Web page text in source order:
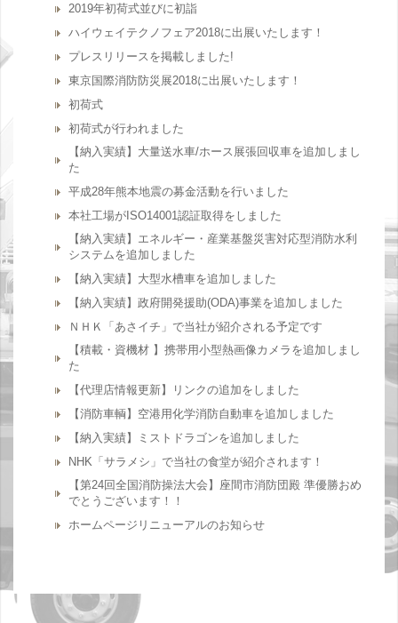
2019年初荷式並びに初詣
ハイウェイテクノフェア2018に出展いたします！
プレスリリースを掲載しました!
東京国際消防防災展2018に出展いたします！
初荷式
初荷式が行われました
【納入実績】大量送水車/ホース展張回収車を追加しまし
た
平成28年熊本地震の募金活動を行いました
本社工場がISO14001認証取得をしました
【納入実績】エネルギー・産業基盤災害対応型消防水利
システムを追加しました
【納入実績】大型水槽車を追加しました
【納入実績】政府開発援助(ODA)事業を追加しました
ＮＨＫ「あさイチ」で当社が紹介される予定です
【積載・資機材 】携帯用小型熱画像カメラを追加しまし
た
【代理店情報更新】リンクの追加をしました
【消防車輌】空港用化学消防自動車を追加しました
【納入実績】ミストドラゴンを追加しました
NHK「サラメシ」で当社の食堂が紹介されます！
【第24回全国消防操法大会】座間市消防団殿 準優勝おめ
でとうございます！！
ホームページリニューアルのお知らせ